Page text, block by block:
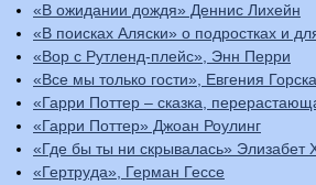
«В ожидании дождя» Деннис Лихейн
«В поисках Аляски» о подростках и
«Вор с Рутленд-плейс», Энн Перри
«Все мы только гости», Евгения
«Гарри Поттер – сказка,
«Гарри Поттер» Джоан Роулинг
«Где бы ты ни скрывалась» Элизабет
«Гертруда», Герман Гессе